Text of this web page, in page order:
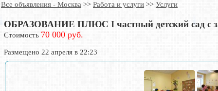
Все объявления - Москва >> Работа и услуги >> Услуги
ОБРАЗОВАНИЕ ПЛЮС I частный детский сад с
Стоимость 70 000 руб.
Размещено 22 апреля в 22:23